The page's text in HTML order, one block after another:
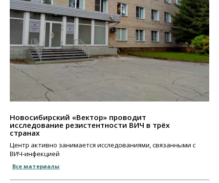
Новосибирский «Вектор» проводит
исследование резистентности ВИЧ в трёх
странах
Центр активно занимается исследованиями, связанными с
ВИЧ-инфекцией
Все материалы